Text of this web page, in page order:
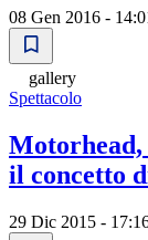
08 Gen 2016 -
gallery
Spettacolo
il concetto
29 Dic 2015 -